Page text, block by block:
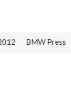
BMW Press